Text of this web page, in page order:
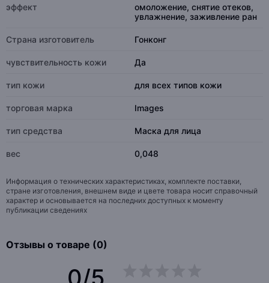
эффект
омоложение, снятие отеков,
увлажнение, заживление ран
Страна изготовитель Гонконг
чувствительность кожи Да
тип кожи для всех типов кожи
торговая марка Images
тип средства Маска для лица
вес 0,048
Информация о технических характеристиках, комплекте поставки,
стране изготовления, внешнем виде и цвете товара носит справочный
характер и основывается на последних доступных к моменту
публикации сведениях
Отзывы о товаре (0)
0/5